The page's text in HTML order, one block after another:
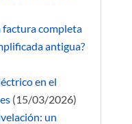
factura completa
antigua?
en el
(15/03/2026)
un